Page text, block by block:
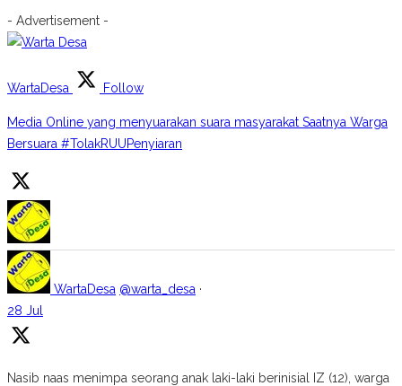
- Advertisement -
WartaDesa Follow
Media Online yang menyuarakan suara masyarakat Saatnya Warga
Bersuara #TolakRUUPenyiaran
WartaDesa @warta_desa ·
28 Jul
Nasib naas menimpa seorang anak laki-laki berinisial IZ (12), warga